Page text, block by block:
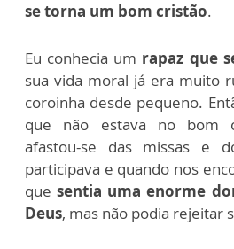
se torna um bom cristão.
Eu conhecia um rapaz que
sua vida moral já era muito
coroinha desde pequeno.
que não estava no bom
afastou-se das missas e
participava e quando nos
quesentia uma enorme
Deus, mas não podia rejeitar